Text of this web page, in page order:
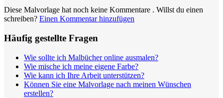
Nezaradené
Diese Malvorlage hat noch keine Kommentare . Willst du einen
schreiben? Einen Kommentar hinzufügen
Häufig gestellte Fragen
Wie sollte ich Malbücher online ausmalen?
Wie mische ich meine eigene Farbe?
Wie kann ich Ihre Arbeit unterstützen?
Können Sie eine Malvorlage nach meinen Wünschen
erstellen?